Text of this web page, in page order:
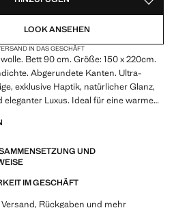
ALS
LOOK ANSEHEN
IN DAS GESCHÄFT
Bett 90 cm. Größe: 150 x 220cm.
Abgerundete Kanten. Ultra-
exklusive Haptik, natürlicher Glanz,
eleganter Luxus. Ideal für eine warme
Touch, der Luxus und Eleganz in Ihre
der Kollektion kombinieren. Produkt
UND
IM GESCHÄFT
Versand, Rückgaben und mehr